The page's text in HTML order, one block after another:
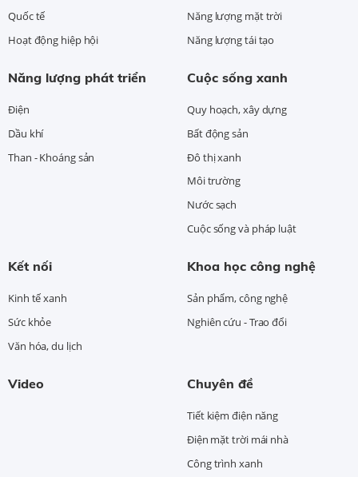
Quốc tế
Hoạt động hiệp hội
Năng lượng mặt trời
Năng lượng tái tạo
Năng lượng phát triển
Điện
Dầu khí
Than - Khoáng sản
Cuộc sống xanh
Quy hoạch, xây dựng
Bất động sản
Đô thị xanh
Môi trường
Nước sạch
Cuộc sống và pháp luật
Kết nối
Kinh tế xanh
Sức khỏe
Văn hóa, du lịch
Khoa học công nghệ
Sản phẩm, công nghệ
Nghiên cứu - Trao đổi
Video Chuyên đề
Tiết kiệm điện năng
Điện mặt trời mái nhà
Công trình xanh